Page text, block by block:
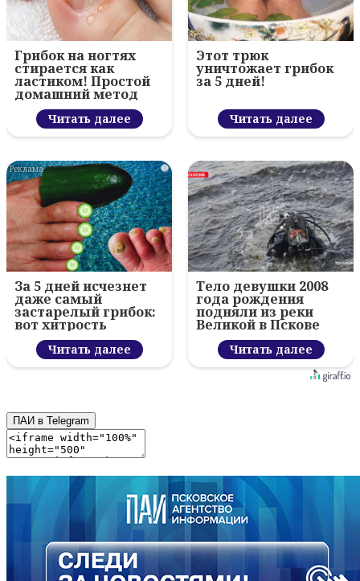
Грибок на ногтях
стирается как
ластиком! Простой
домашний метод
Читать далее
Этот трюк
уничтожает грибок
за 5 дней!
Читать далее
i
За 5 дней исчезнет
даже самый
застарелый грибок:
вот хитрость
Читать далее
Тело девушки 2008
года рождения
подняли из реки
Великой в Пскове
Читать далее
ПАИ в Telegram